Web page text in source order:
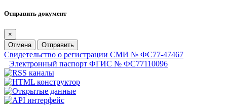
Отправить документ
×
Отмена
Отправить
Свидетельство о регистрации СМИ № ФС77-47467
Электронный паспорт ФГИС № ФС77110096